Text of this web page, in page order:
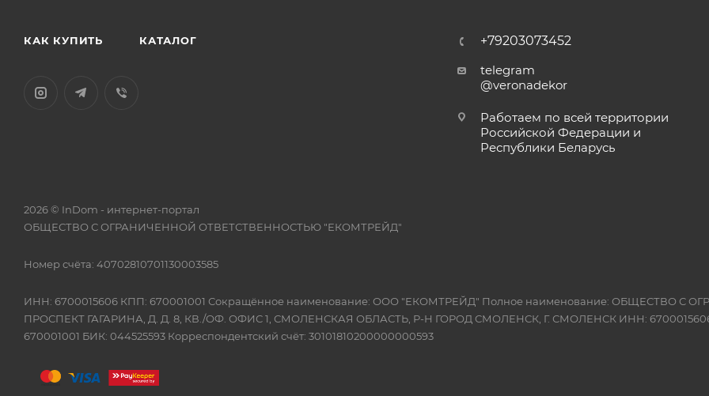
КАК КУПИТЬ КАТАЛОГ
+79203073452
telegram
@veronadekor
Работаем по всей территории
Российской Федерации и
Республики Беларусь
2026 © InDom - интернет-портал
ОБЩЕСТВО С ОГРАНИЧЕННОЙ ОТВЕТСТВЕННОСТЬЮ "ЕКОМТРЕЙД"
Номер счёта: 40702810701130003585
ИНН: 6700015606 КПП: 670001001 Сокращённое наименование: ООО "ЕКОМТРЕЙД" Полное наименование: ОБЩЕСТВО
ПРОСПЕКТ ГАГАРИНА, Д. Д. 8, КВ./ОФ. ОФИС 1, СМОЛЕНСКАЯ ОБЛАСТЬ, Р-Н ГОРОД СМОЛЕНСК, Г. СМОЛЕНСК ИНН:
670001001 БИК: 044525593 Корреспондентский счёт: 30101810200000000593